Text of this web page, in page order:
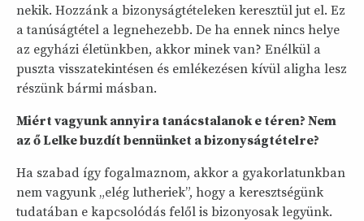
nekik. Hozzánk a bizonyságtételeken keresztül jut el. Ez
a tanúságtétel a legnehezebb. De ha ennek nincs helye
az egyházi életünkben, akkor minek van? Enélkül a
puszta visszatekintésen és emlékezésen kívül aligha lesz
részünk bármi másban.
Miért vagyunk annyira tanácstalanok e téren? Nem
az ő Lelke buzdít bennünket a bizonyságtételre?
Ha szabad így fogalmaznom, akkor a gyakorlatunkban
nem vagyunk „elég lutheriek”, hogy a keresztségünk
tudatában e kapcsolódás felől is bizonyosak legyünk.